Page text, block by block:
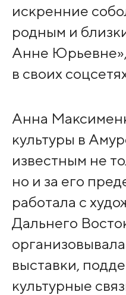
искренние
родным и
Анне
в своих
Анна
культуры в
известным не
но и за его
работала с
Дальнего
выставки,
культурные